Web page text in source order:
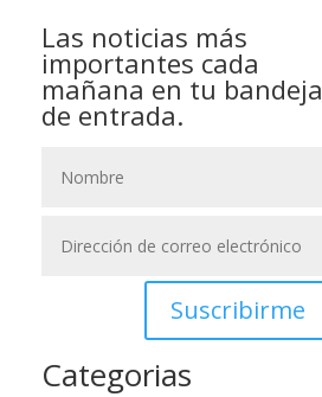
Las noticias más
importantes cada
mañana en tu bandeja
de entrada.
Suscribirme
Categorias